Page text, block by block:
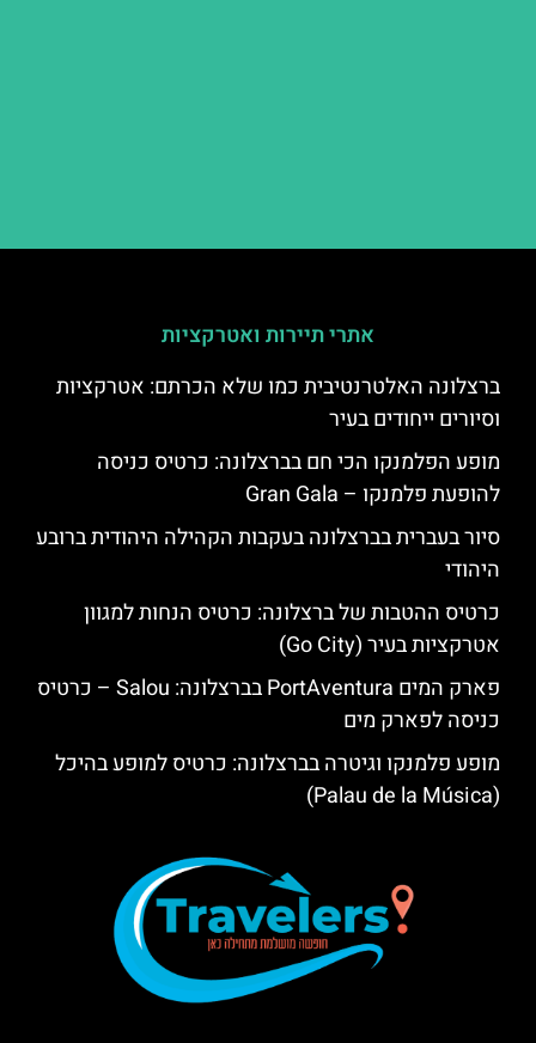
אתרי תיירות ואטרקציות
ברצלונה האלטרנטיבית כמו שלא הכרתם: אטרקציות
וסיורים ייחודים בעיר
מופע הפלמנקו הכי חם בברצלונה: כרטיס כניסה
להופעת פלמנקו – Gran Gala
סיור בעברית בברצלונה בעקבות הקהילה היהודית ברובע
היהודי
כרטיס ההטבות של ברצלונה: כרטיס הנחות למגוון
אטרקציות בעיר (Go City)
פארק המים PortAventura בברצלונה: Salou – כרטיס
כניסה לפארק מים
מופע פלמנקו וגיטרה בברצלונה: כרטיס למופע בהיכל
(Palau de la Música)